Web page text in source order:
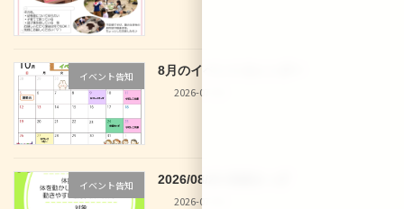
イベント告知
8月のイベントカレンダー
2026-07-30
イベント告知
2026/08/28 体操きっず
2026-07-30